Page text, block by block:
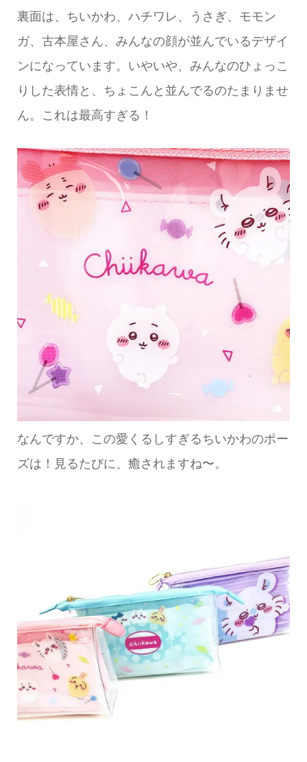
裏面は、ちいかわ、ハチワレ、うさぎ、モモン
ガ、古本屋さん、みんなの顔が並んでいるデザイ
ンになっています。いやいや、みんなのひょっこ
りした表情と、ちょこんと並んでるのたまりませ
ん。これは最高すぎる！
なんですか、この愛くるしすぎるちいかわのポー
ズは！見るたびに、癒されますね〜。